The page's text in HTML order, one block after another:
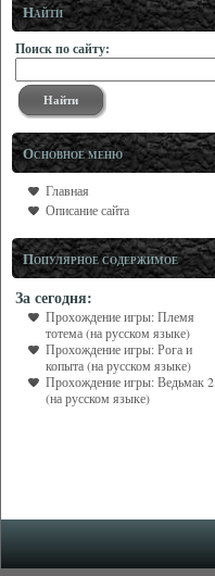
Найти
Поиск по сайту:
Основное меню
Главная
Описание сайта
Популярное содержимое
За сегодня:
Прохождение игры: Племя
тотема (на русском языке)
Прохождение игры: Рога и
копыта (на русском языке)
Прохождение игры: Ведьмак 2
(на русском языке)